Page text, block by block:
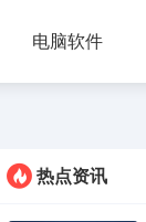
电脑软件
热点资讯